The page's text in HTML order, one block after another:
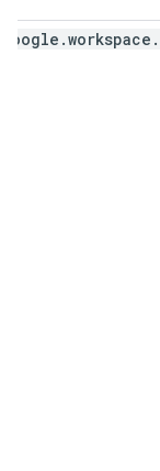
google .workspace .